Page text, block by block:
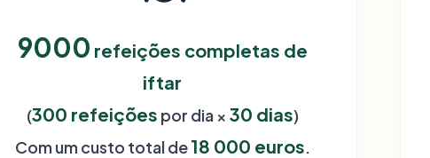
9000 refeições completas de
iftar
(300 refeições por dia × 30 dias)
Com um custo total de18 000 euros.